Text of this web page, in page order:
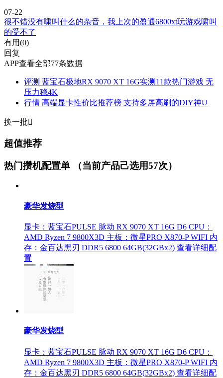
07-22
很不错没有啸叫什么的杂音，我上次的盈通6800xt玩游戏啸叫
的受不了
有用(0)
回复
APP查看全部77条数据
评测 蓝宝石极地RX 9070 XT 16G实测11款热门游戏 无
压力稳4K
行情 高端显卡性价比推荐榜 支持多屏高刷的DIY神U
换一批
超值推荐
热门攒机配置单 （当前产品己选用57次）
豪华发烧型
显卡：蓝宝石PULSE 脉动 RX 9070 XT 16G D6 CPU：
AMD Ryzen 7 9800X3D 主板：微星PRO X870-P WIFI 内
存：金百达黑刃 DDR5 6800 64GB(32GBx2) 查看详细配
置
豪华发烧型
显卡：蓝宝石PULSE 脉动 RX 9070 XT 16G D6 CPU：
AMD Ryzen 7 9800X3D 主板：微星PRO X870-P WIFI 内
存：金百达黑刃 DDR5 6800 64GB(32GBx2) 查看详细配